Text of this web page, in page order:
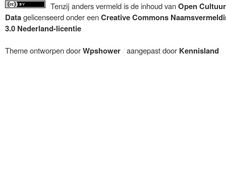
Tenzij anders vermeld is de inhoud vanOpen Cultuur
Datagelicenseerd onder eenCreative Commons
3.0 Nederland-licentie
Theme ontworpen doorWpshower /aangepast door Kennisland